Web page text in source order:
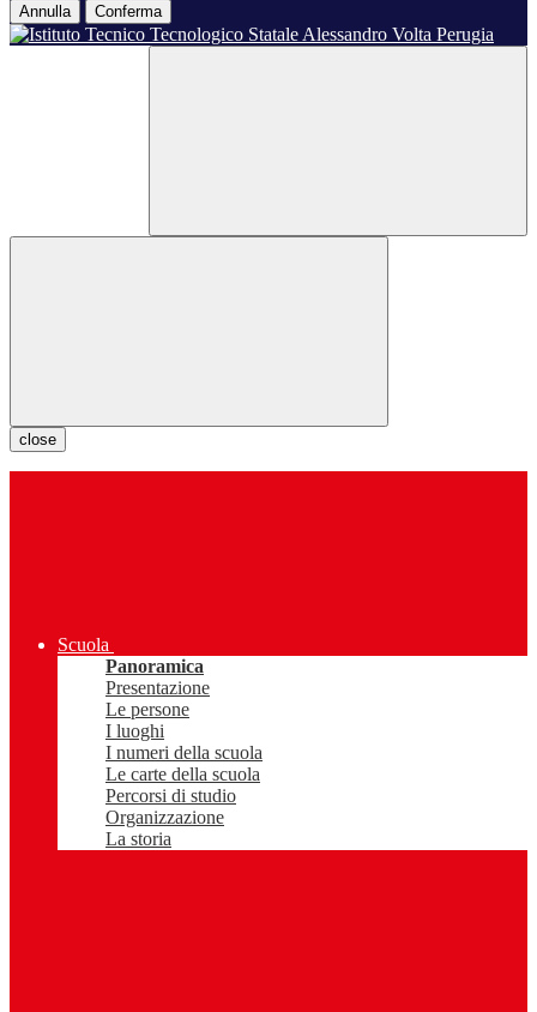
Annulla Conferma
close
Scuola
Panoramica
Presentazione
Le persone
I luoghi
I numeri della scuola
Le carte della scuola
Percorsi di studio
Organizzazione
La storia